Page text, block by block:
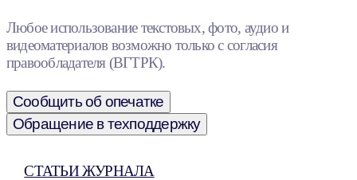
Любое использование текстовых, фото, аудио и
видеоматериалов возможно только с согласия
правообладателя (ВГТРК).
Сообщить об опечатке
Обращение в техподдержку
СТАТЬИ ЖУРНАЛА